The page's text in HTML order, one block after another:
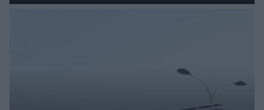
poszkodowanych, lądował